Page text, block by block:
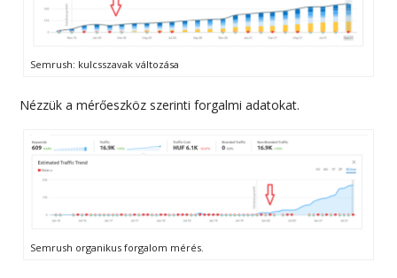
Semrush: kulcsszavak változása
Nézzük a mérőeszköz szerinti forgalmi adatokat.
Semrush organikus forgalom mérés.